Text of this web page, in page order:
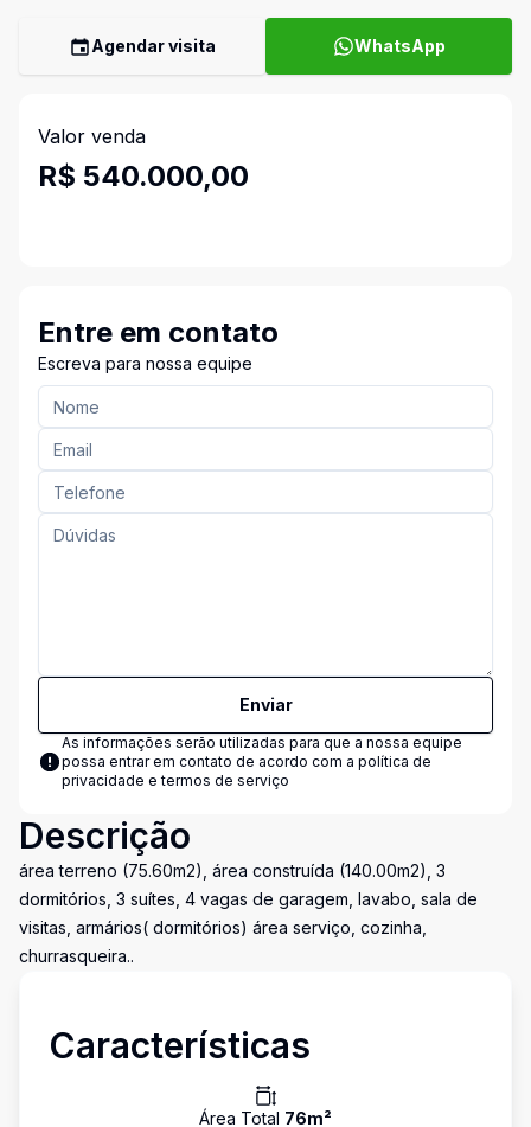
Agendar visita WhatsApp
Valor venda
R$ 540.000,00
Entre em contato
Escreva para nossa equipe
Enviar
As informações serão utilizadas para que a nossa equipe
possa entrar em contato de acordo com a política de
privacidade e termos de serviço
Descrição
área terreno (75.60m2), área construída (140.00m2), 3
dormitórios, 3 suítes, 4 vagas de garagem, lavabo, sala de
visitas, armários( dormitórios) área serviço, cozinha,
churrasqueira..
Características
Área Total 76m²